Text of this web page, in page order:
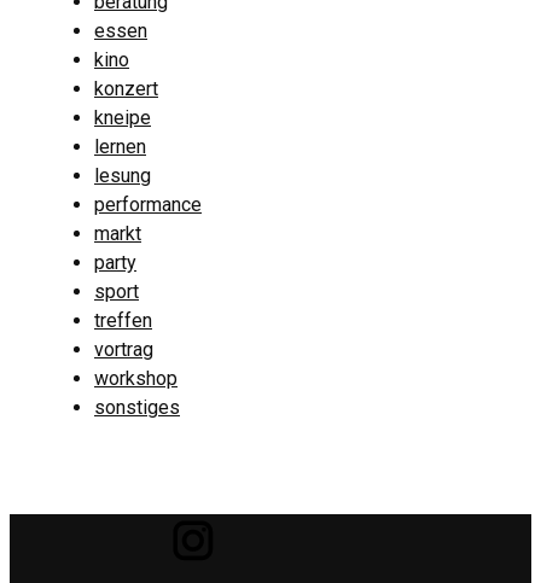
essen
kino
konzert
kneipe
lernen
lesung
performance
markt
party
sport
treffen
vortrag
workshop
sonstiges